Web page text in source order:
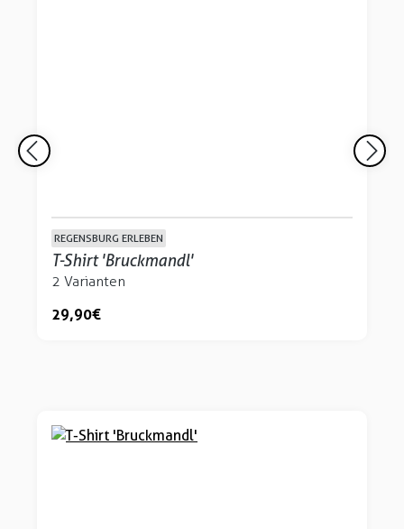
REGENSBURG ERLEBEN
T-Shirt 'Bruckmandl'
2 Varianten
29,90 €